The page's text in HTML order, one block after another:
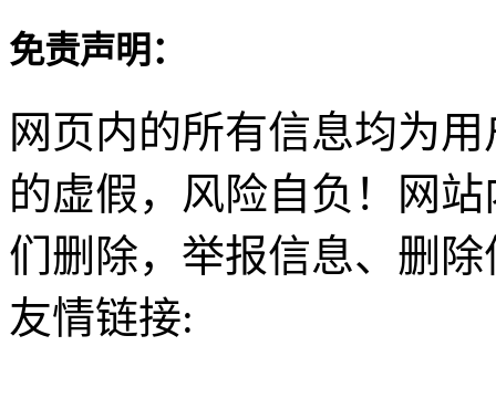
免责声明：
网页内的所有信息均为
的虚假，风险自负！网
们删除，举报信息、删
友情链接: